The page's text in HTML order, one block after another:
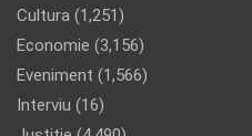
Cultura (1,251)
Economie (3,156)
Eveniment (1,566)
Interviu (16)